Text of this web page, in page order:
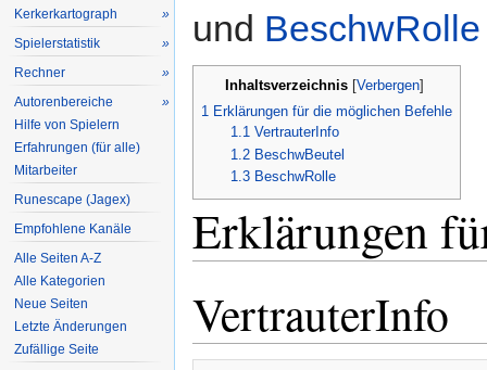
und BeschwRolle
Inhaltsverzeichnis Verbergen
1 Erklärungen für die möglichen Befehle
1.1 VertrauterInfo
1.2 BeschwBeutel
1.3 BeschwRolle
Erklärungen
VertrauterInfo
Kerkerkartograph
»
Spielerstatistik
»
Rechner
»
Autorenbereiche
»
Hilfe von Spielern
Erfahrungen (für alle)
Mitarbeiter
Runescape (Jagex)
Empfohlene Kanäle
Alle Seiten A-Z
Alle Kategorien
Neue Seiten
Letzte Änderungen
Zufällige Seite